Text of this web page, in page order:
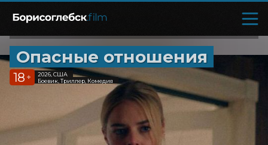
Опасные отношения
18 +
2026, США
Боевик, Триллер, Комедия